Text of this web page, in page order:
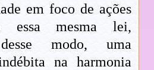
em foco de ações
essa mesma lei,
modo, uma
na harmonia